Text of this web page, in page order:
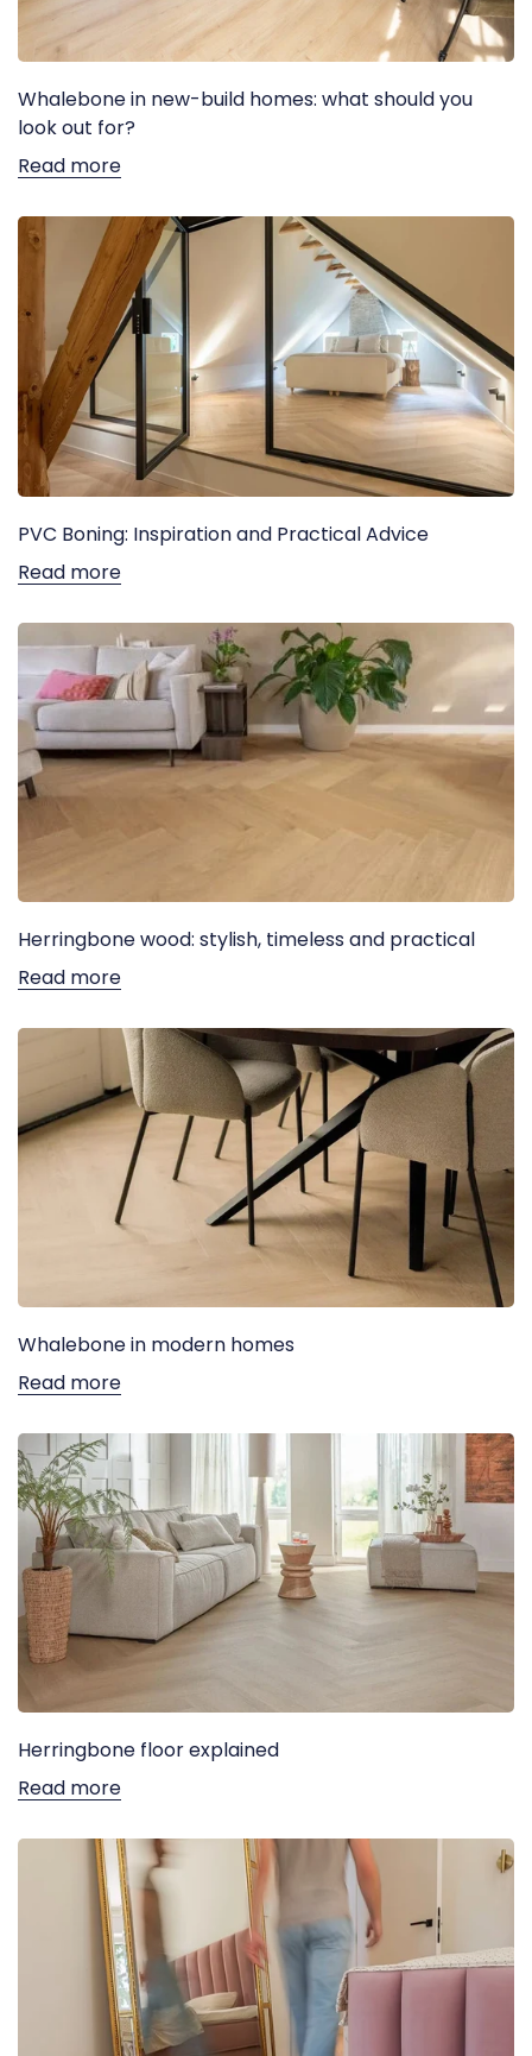
Whalebone in new-build homes: what should you
look out for?
Read more
PVC Boning: Inspiration and Practical Advice
Read more
Herringbone wood: stylish, timeless and practical
Read more
Whalebone in modern homes
Read more
Herringbone floor explained
Read more